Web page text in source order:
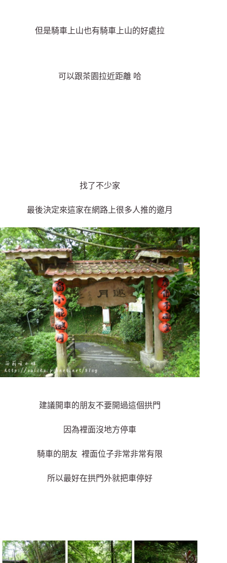
但是騎車上山也有騎車上山的好處拉
可以跟茶園拉近距離 哈
找了不少家
最後決定來這家在網路上很多人推的邀月
建議開車的朋友不要開過這個拱門
因為裡面沒地方停車
騎車的朋友 裡面位子非常非常有限
所以最好在拱門外就把車停好